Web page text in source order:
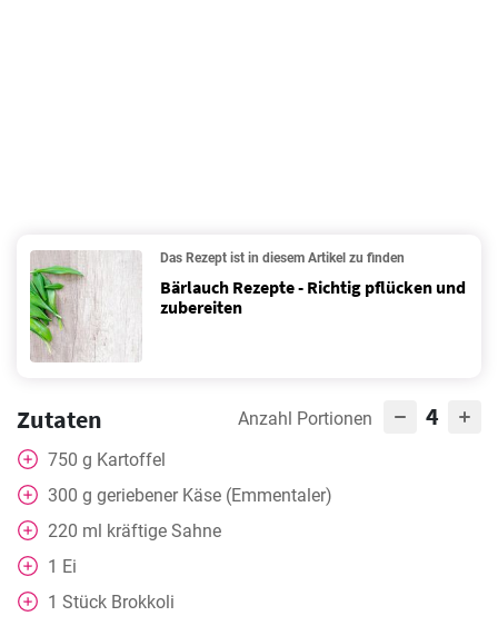
Das Rezept ist in diesem Artikel zu finden
Bärlauch Rezepte - Richtig pflücken und
zubereiten
Zutaten Anzahl Portionen 4
750 g Kartoffel
300 g geriebener Käse (Emmentaler)
220 ml kräftige Sahne
1 Ei
1 Stück Brokkoli